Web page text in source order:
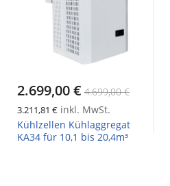
2.699,00 € 4.699,00 €
3.211,81 € inkl. MwSt.
Kühlzellen Kühlaggregat
KA34 für 10,1 bis 20,4m³